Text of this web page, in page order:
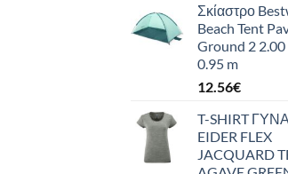
Σκίαστρο
Beach Tent
Ground 2 2.00
0.95 m
12.56€
T-SHIRT
EIDER FLEX
JACQUARD